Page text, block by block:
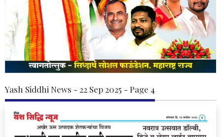
Yash Siddhi News - 22 Sep 2025 - Page 4